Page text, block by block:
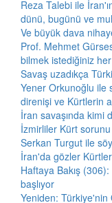
Reza Talebi ile
dünü, bugünü ve
Ve büyük dava
Prof. Mehmet
bilmek istediğiniz
Savaş uzadıkça
Yener Orkunoğlu ile
direnişi ve Kürtlerin
İran savaşında kimi
İzmirliler Kürt
Serkan Turgut ile
İran'da gözler
Haftaya Bakış (306):
başlıyor
Yeniden: Türkiye'nin